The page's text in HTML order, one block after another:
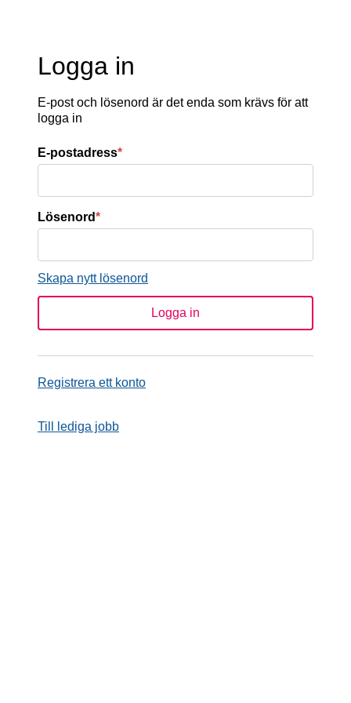
Logga in
E-post och lösenord är det enda som krävs för att
logga in
E-postadress*
Lösenord*
Skapa nytt lösenord
Registrera ett konto
Till lediga jobb